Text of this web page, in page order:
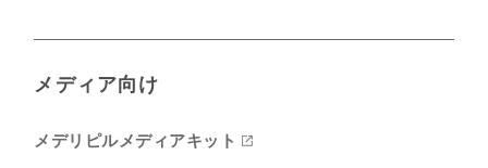
メディア向け
メデリピルメディアキット